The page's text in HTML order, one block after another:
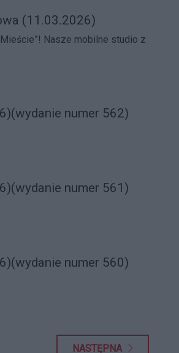
(11.03.2026)
studio z
numer 562)
numer 561)
numer 560)
NASTĘPNA